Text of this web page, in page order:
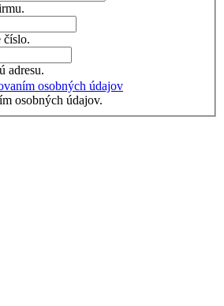
číslo.
adresu.
osobných údajov
osobných údajov.